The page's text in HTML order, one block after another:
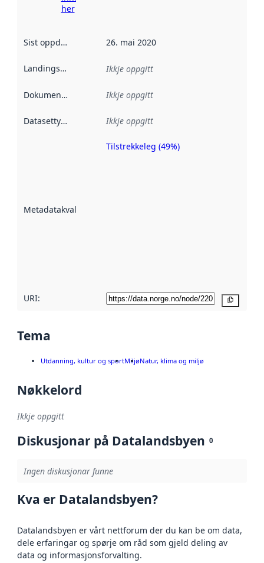
her
Sist oppdatert 26. mai 2020
Landingsside Ikkje oppgitt
Dokumentasjon Ikkje oppgitt
Datasettype Ikkje oppgitt
Metadatakvalitet
Metadatakvalitet
Tilstrekkeleg (49%)
URI:
Tema
Utdanning, kultur og sportMiljøNatur, klima og miljø
Nøkkelord
Ikkje oppgitt
Diskusjonar på Datalandsbyen 0
Ingen diskusjonar funne
Kva er Datalandsbyen?
Datalandsbyen er vårt nettforum der du kan be om data,
dele erfaringar og spørje om råd som gjeld deling av
data og informasjonsforvalting.